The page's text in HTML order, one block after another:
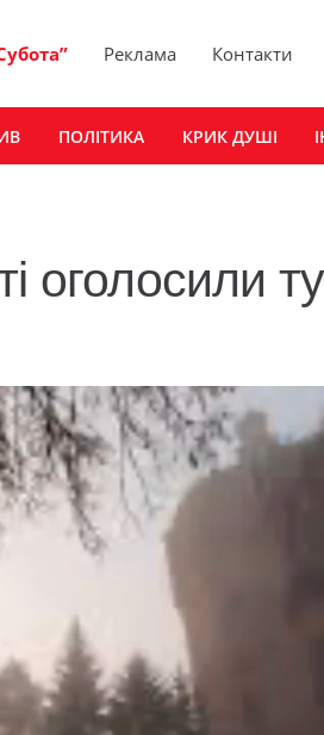
Реклама Контакти
ПОЛІТИКА КРИК ДУШІ
оголосили